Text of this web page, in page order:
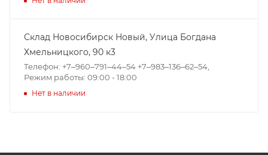
Склад Новосибирск Новый, ​Улица Богдана
Хмельницкого, 90 к3
Телефон: +7‒960‒791‒44‒54 +7‒983‒136‒62‒54,
Режим работы: 09:00 - 18:00
Нет в наличии